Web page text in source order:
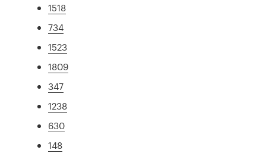
1518
734
1523
1809
347
1238
630
148